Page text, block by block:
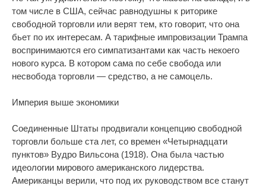
том числе в США, сейчас равнодушны к риторике
свободной торговли или верят тем, кто говорит, что она
бьет по их интересам. А тарифные импровизации Трампа
воспринимаются его симпатизантами как часть некоего
нового курса. В котором сама по себе свобода или
несвобода торговли — средство, а не самоцель.
Империя выше экономики
Соединенные Штаты продвигали концепцию свободной
торговли больше ста лет, со времен «Четырнадцати
пунктов» Вудро Вильсона (1918). Она была частью
идеологии мирового американского лидерства.
Американцы верили, что под их руководством все станут